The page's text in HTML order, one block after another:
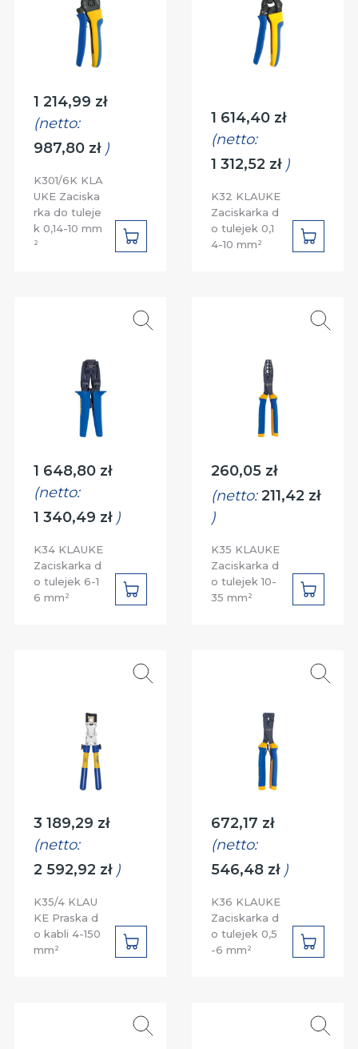
Cena:
1 214,99 zł
(netto:
987,80 zł)
K301/6K KLA
UKE Zaciska
rka do tuleje
k 0,14-10 mm
²
DO
Cena:
1 614,40 zł
(netto:
1 312,52 zł)
K32 KLAUKE
Zaciskarka d
o tulejek 0,1
4-10 mm²
DO
Cena:
1 648,80 zł
(netto:
1 340,49 zł)
K34 KLAUKE
Zaciskarka d
o tulejek 6-1
6 mm²
DO
Cena:
260,05 zł
(netto: 211,42 zł
)
K35 KLAUKE
Zaciskarka d
o tulejek 10-
35 mm²
DO
Cena:
3 189,29 zł
(netto:
2 592,92 zł)
K35/4 KLAU
KE Praska d
o kabli 4-150
mm²
DO
Cena:
672,17 zł
(netto:
546,48 zł)
K36 KLAUKE
Zaciskarka d
o tulejek 0,5
-6 mm²
DO